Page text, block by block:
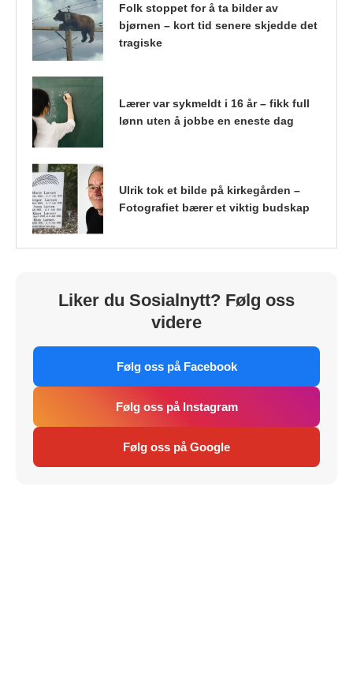
Folk stoppet for å ta bilder av
bjørnen – kort tid senere skjedde det
tragiske
Lærer var sykmeldt i 16 år – fikk full
lønn uten å jobbe en eneste dag
Ulrik tok et bilde på kirkegården –
Fotografiet bærer et viktig budskap
Liker du Sosialnytt? Følg oss
videre
Følg oss på Facebook
Følg oss på Instagram
Følg oss på Google